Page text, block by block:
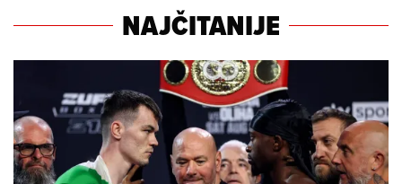
NAJČITANIJE